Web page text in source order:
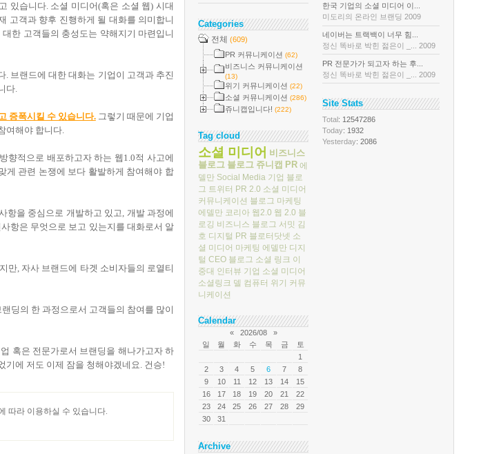
있습니다. 소셜 미디어(혹은 소셜 웹) 시대
고객과 향후 진행하게 될 대화를 의미합니
한 고객들의 충성도는 약해지기 마련입니
브랜드에 대한 대화는 기업이 고객과 추진
다.
증폭시킬 수 있습니다.그렇기 때문에 기업
여해야 합니다.
향적으로 배포하고자 하는 웹1.0적 사고에
게 관련 논쟁에 보다 활발하게 참여해야 합
항을 중심으로 개발하고 있고, 개발 과정에
항은 무엇으로 보고 있는지를 대화로서 알
만, 자사 브랜드에 타겟 소비자들의 로열티
딩의 한 과정으로서 고객들의 참여를 많이
혹은 전문가로서 브랜딩을 해나가고자 하
기에 저도 이제 잠을 청해야겠네요. 건승!
따라 이용하실 수 있습니다.
Categories
전체 (609)
PR 커뮤니케이션 (62)
비즈니스 커뮤니케이션
(13)
위기 커뮤니케이션 (22)
소셜 커뮤니케이션 (286)
쥬니캡입니다! (222)
Tag cloud
소셜 미디어 비즈니스
블로그 블로그 쥬니캡 PR 에
델만 Social Media 기업 블로
그 트위터 PR 2.0 소셜 미디어
커뮤니케이션 블로그 마케팅
에델만 코리아 웹2.0 웹 2.0 블
로깅 비즈니스 블로그 서밋 김
호 디지털 PR 블로터닷넷 소
셜 미디어 마케팅 에델만 디지
털 CEO 블로그 소셜 링크 이
중대 인터뷰 기업 소셜 미디어
소셜링크 델 컴퓨터 위기 커뮤
니케이션
Calendar
« 2026/08
»
일
월 화 수 목 금
토
1
2
3 4 5 6 7
8
9
10 11 12 13 14
15
16
17 18 19 20 21
22
23
24 25 26 27 28
29
30
31
Archive
한국 기업의 소셜 미디어 이...
미도리의 온라인 브랜딩 2009
네이버는 트랙백이 너무 힘...
정신 똑바로 박힌 젊은이 _... 2009
PR 전문가가 되고자 하는 후...
정신 똑바로 박힌 젊은이 _... 2009
Site Stats
Total: 12547286
Today: 1932
Yesterday: 2086